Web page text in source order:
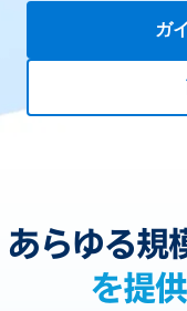
ガ
あらゆる規
を提供